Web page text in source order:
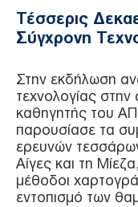
Τέσσερις
Σύγχρονη
Στην εκδήλωση
τεχνολογίας
καθηγητής του
παρουσίασε τα
ερευνών
Αίγες και τη
μέθοδοι
εντοπισμό των